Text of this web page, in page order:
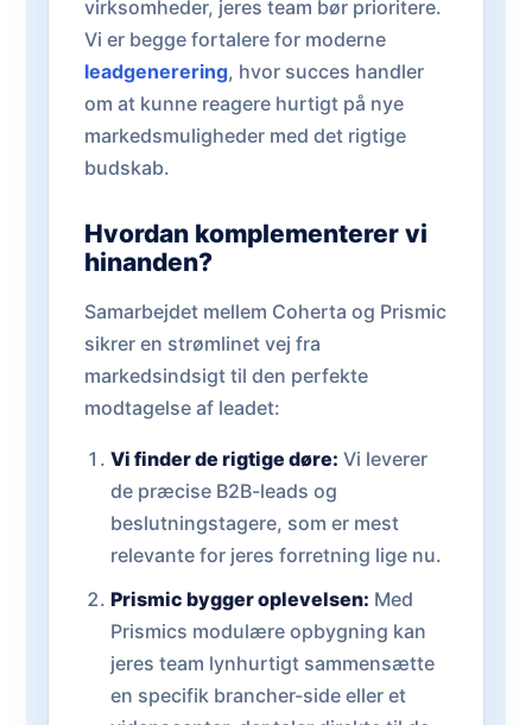
virksomheder, jeres team bør prioritere.
Vi er begge fortalere for moderne
leadgenerering, hvor succes handler
om at kunne reagere hurtigt på nye
markedsmuligheder med det rigtige
budskab.
Hvordan komplementerer vi
hinanden?
Samarbejdet mellem Coherta og Prismic
sikrer en strømlinet vej fra
markedsindsigt til den perfekte
modtagelse af leadet:
Vi finder de rigtige døre: Vi leverer
de præcise B2B-leads og
beslutningstagere, som er mest
relevante for jeres forretning lige nu.
Prismic bygger oplevelsen: Med
Prismics modulære opbygning kan
jeres team lynhurtigt sammensætte
en specifik brancher-side eller et